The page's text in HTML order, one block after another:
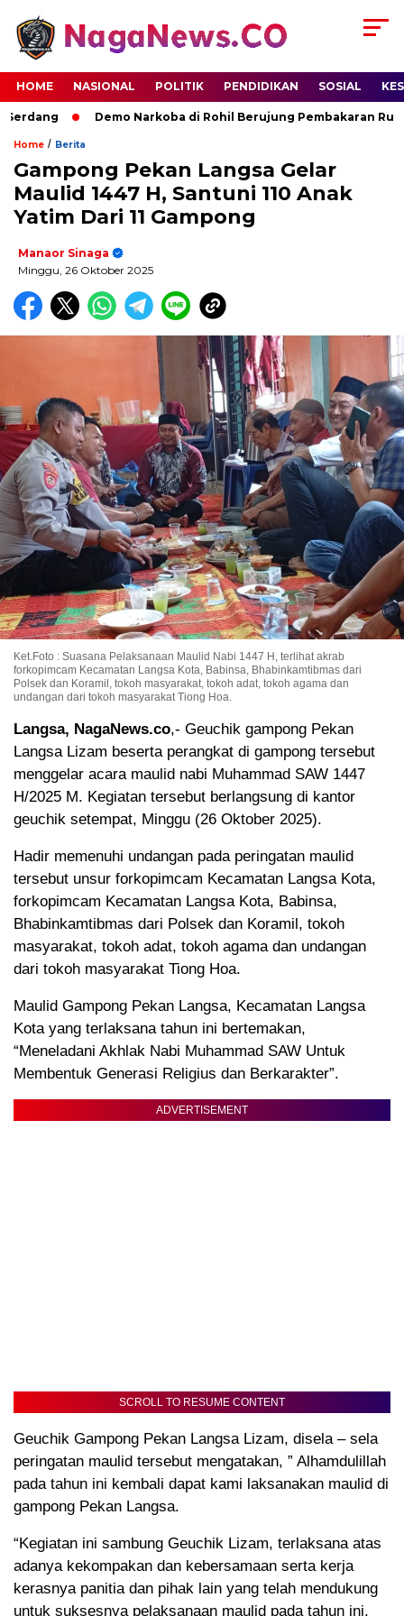
HOME NASIONAL POLITIK PENDIDIKAN SOSIAL
Demo Narkoba di Rohil Berujung Pembakaran
Home / Berita
Gampong Pekan Langsa Gelar
Maulid 1447 H, Santuni 110 Anak
Yatim Dari 11 Gampong
Manaor Sinaga
Minggu, 26 Oktober 2025
Ket.Foto : Suasana Pelaksanaan Maulid Nabi 1447 H, terlihat akrab
forkopimcam Kecamatan Langsa Kota, Babinsa, Bhabinkamtibmas dari
Polsek dan Koramil, tokoh masyarakat, tokoh adat, tokoh agama dan
undangan dari tokoh masyarakat Tiong Hoa.
Langsa, NagaNews.co,- Geuchik gampong Pekan
Langsa Lizam beserta perangkat di gampong tersebut
menggelar acara maulid nabi Muhammad SAW 1447
H/2025 M. Kegiatan tersebut berlangsung di kantor
geuchik setempat, Minggu (26 Oktober 2025).
Hadir memenuhi undangan pada peringatan maulid
tersebut unsur forkopimcam Kecamatan Langsa Kota,
forkopimcam Kecamatan Langsa Kota, Babinsa,
Bhabinkamtibmas dari Polsek dan Koramil, tokoh
masyarakat, tokoh adat, tokoh agama dan undangan
dari tokoh masyarakat Tiong Hoa.
Maulid Gampong Pekan Langsa, Kecamatan Langsa
Kota yang terlaksana tahun ini bertemakan,
“Meneladani Akhlak Nabi Muhammad SAW Untuk
Membentuk Generasi Religius dan Berkarakter”.
ADVERTISEMENT
SCROLL TO RESUME CONTENT
Geuchik Gampong Pekan Langsa Lizam, disela – sela
peringatan maulid tersebut mengatakan, ” Alhamdulillah
pada tahun ini kembali dapat kami laksanakan maulid di
gampong Pekan Langsa.
“Kegiatan ini sambung Geuchik Lizam, terlaksana atas
adanya kekompakan dan kebersamaan serta kerja
kerasnya panitia dan pihak lain yang telah mendukung
untuk suksesnya pelaksanaan maulid pada tahun ini,